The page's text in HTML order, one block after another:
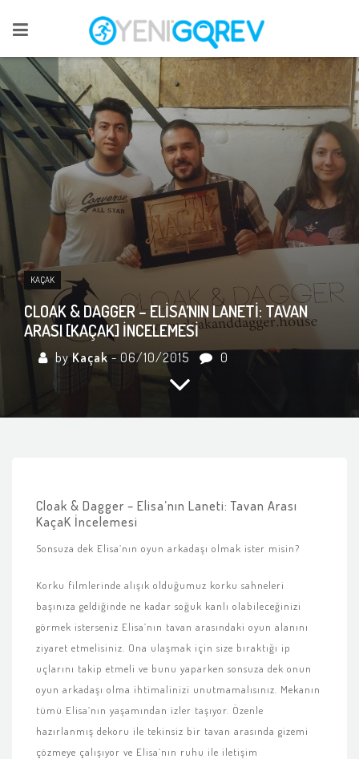
KAÇAK
CLOAK & DAGGER – ELISA’NIN LANETI: TAVAN
ARASI [KAÇAK] İNCELEMESI
byKaçak- 06/10/2015 0
Cloak & Dagger – Elisa’nın Laneti: Tavan Arası
KaçaK İncelemesi
Sonsuza dek Elisa’nın oyun arkadaşı olmak ister misin?
Korku filmlerinde alışık olduğumuz korku sahneleri
başınıza geldiğinde ne kadar soğuk kanlı olabileceğinizi
görmek isterseniz Elisa’nın tavan arasındaki oyun alanını
ziyaret etmelisiniz. Ona ulaşmak için size bıraktığı ip
uçlarını takip etmeli ve bunu yaparken sonsuza dek onun
oyun arkadaşı olma ihtimalinizi unutmamalısınız. Mekanın
tümü Elisa’nın yaşamından izler taşıyor. Özenle
hazırlanmış dekoru ile tekinsiz bir tavan arasında gizemi
çözmeye çalışıyor ve Elisa’nın ruhu ile iletişim